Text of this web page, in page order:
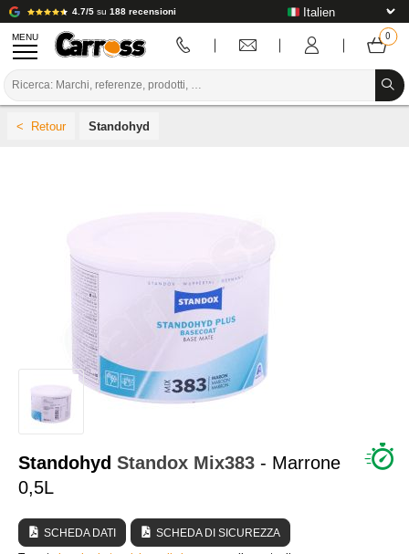
4.7/5 su 188 recensioni
MENU
STRUMENTI PER LA CARROZZERIA
ATTREZZATURE PER CARROZZERIA
INSTALLAZIONE IN LABORATORIO
TUTORIAL E CONSIGLI
Standohyd
Standohyd Standox Mix383 - Marrone
0,5L
SCHEDA DATI
SCHEDA DI SICUREZZA